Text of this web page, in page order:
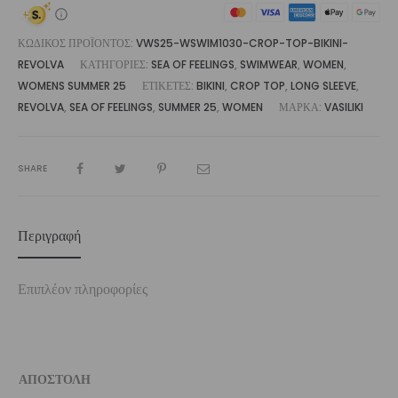
ΚΩΔΙΚΌΣ ΠΡΟΪΌΝΤΟΣ: VWS25-WSWIM1030-CROP-TOP-BIKINI-
REVOLVA
ΚΑΤΗΓΟΡΊΕΣ: SEA OF FEELINGS, SWIMWEAR, WOMEN,
WOMENS SUMMER 25
ΕΤΙΚΈΤΕΣ: BIKINI, CROP TOP, LONG SLEEVE,
REVOLVA, SEA OF FEELINGS, SUMMER 25, WOMEN ΜΆΡΚΑ: VASILIKI
SHARE
Περιγραφή
Επιπλέον πληροφορίες
ΑΠΟΣΤΟΛΗ